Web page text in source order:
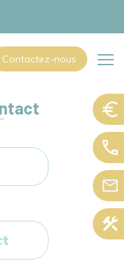
Contactez-nous